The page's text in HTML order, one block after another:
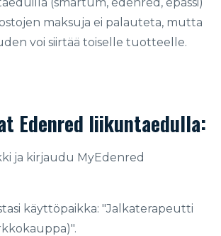
maksuja ei palauteta, mutta
voi siirtää toiselle tuotteelle.
Edenred liikuntaedulla:
ja kirjaudu MyEdenred
käyttöpaikka: "Jalkaterapeutti